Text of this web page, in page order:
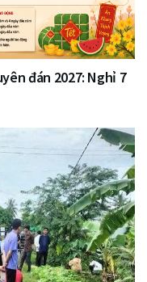
đán 2027: Nghỉ 7